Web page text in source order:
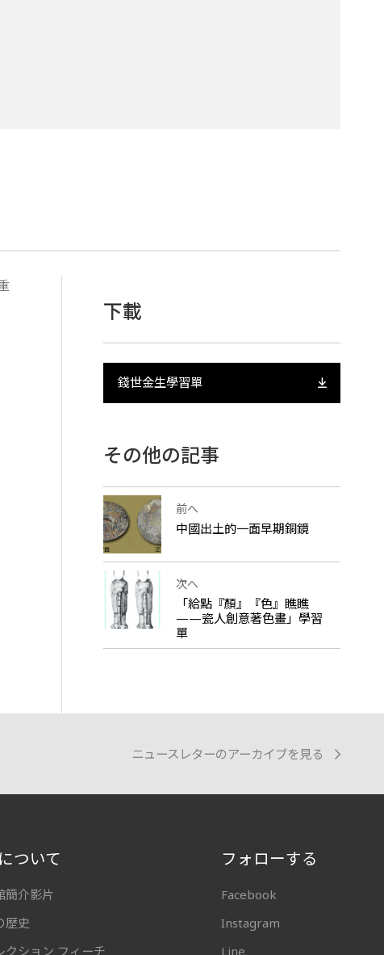
下載
錢世金生學習單
その他の記事
前へ
中國出土的一面早期銅鏡
次へ
「給點『顏』『色』瞧瞧
——瓷人創意著色畫」學習
單
ニュースレターのアーカイブを見る
ついて
簡介影片
歴史
クション フィーチ
フォローする
Facebook
Instagram
Line